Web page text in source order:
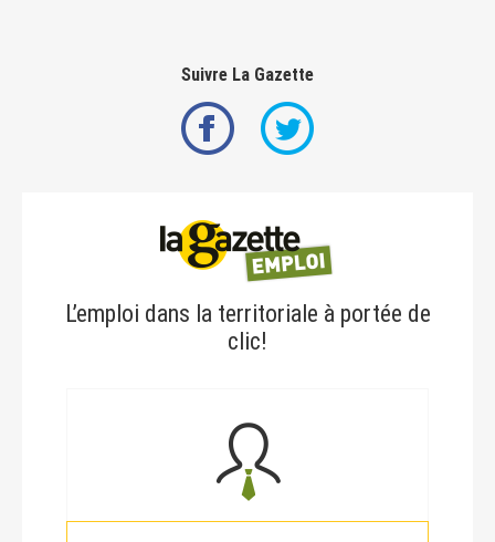
Suivre La Gazette
L’emploi dans la territoriale à portée de
clic!